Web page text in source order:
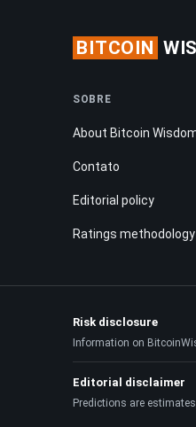
BITCOIN
SOBRE
About Bitcoin
Contato
Editorial policy
Ratings methodology
Risk disclosure
Information on
Editorial disclaimer
Predictions are